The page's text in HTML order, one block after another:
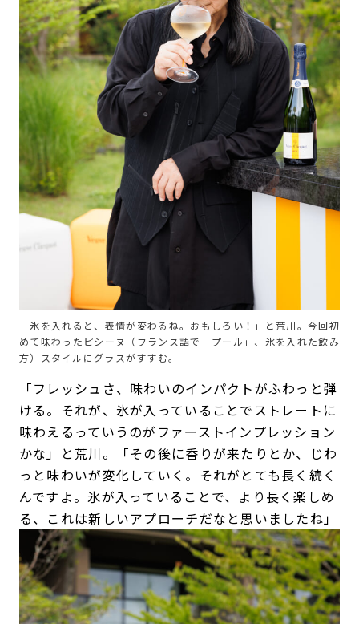
「氷を入れると、表情が変わるね。おもしろい！」と荒川。今回初
めて味わったピシーヌ（フランス語で「プール」、氷を入れた飲み
方）スタイルにグラスがすすむ。
「フレッシュさ、味わいのインパクトがふわっと弾
ける。それが、氷が入っていることでストレートに
味わえるっていうのがファーストインプレッション
かな」と荒川。「その後に香りが来たりとか、じわ
っと味わいが変化していく。それがとても長く続く
んですよ。氷が入っていることで、より長く楽しめ
る、これは新しいアプローチだなと思いましたね」